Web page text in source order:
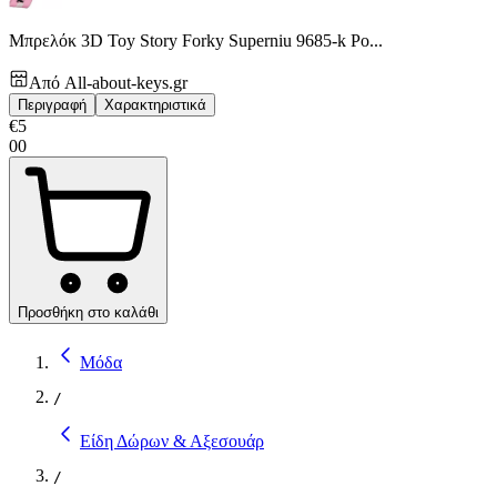
Μπρελόκ 3D Toy Story Forky Superniu 9685-k Ρο...
Από All-about-keys.gr
Περιγραφή Χαρακτηριστικά
€5
00
Προσθήκη στο καλάθι
Μόδα
/
Είδη Δώρων & Αξεσουάρ
/